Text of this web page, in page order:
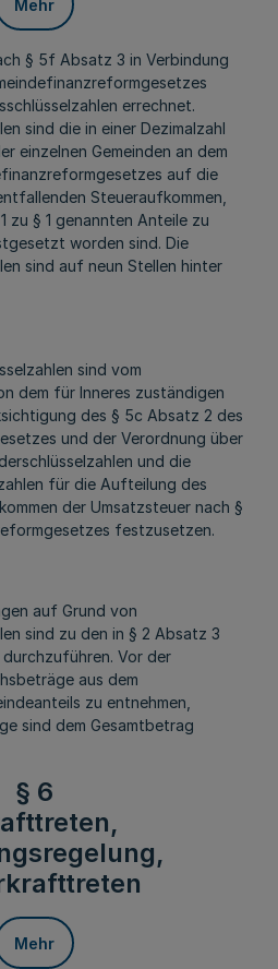
Mehr
§ 5f Absatz 3 in Verbindung
errechnet.
sind die in einer Dezimalzahl
einzelnen Gemeinden an dem
auf die
Steueraufkommen,
zu § 1 genannten Anteile zu
worden sind. Die
sind auf neun Stellen hinter
sind vom
dem für Inneres zuständigen
des § 5c Absatz 2 des
und der Verordnung über
und die
für die Aufteilung des
der Umsatzsteuer nach §
festzusetzen.
auf Grund von
sind zu den in § 2 Absatz 3
Vor der
aus dem
zu entnehmen,
sind dem Gesamtbetrag
§ 6
Mehr